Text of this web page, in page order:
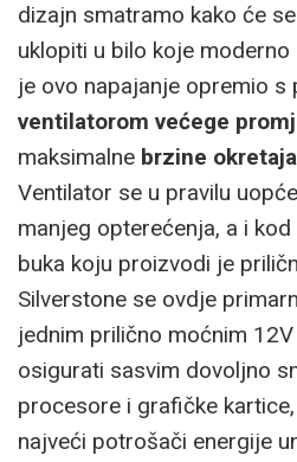
dizajn smatramo kako će
uklopiti u bilo koje
je ovo napajanje opremio s
ventilatorom većege
maksimalne brzine
Ventilator se u pravilu
manjeg opterećenja, a i
buka koju proizvodi je
Silverstone se ovdje
jednim prilično moćnim
osigurati sasvim dovoljno
procesore i grafičke
najveći potrošači energije